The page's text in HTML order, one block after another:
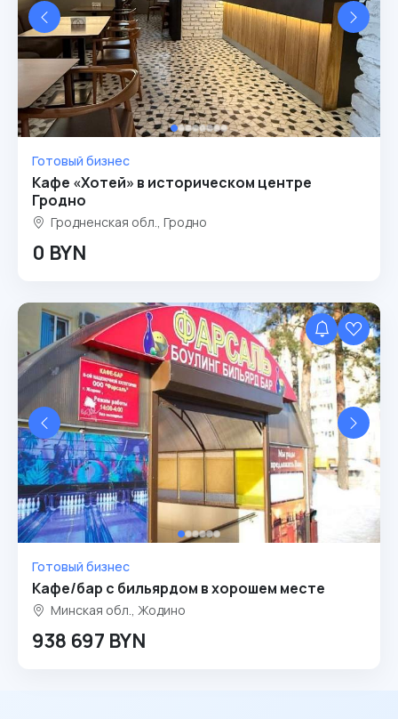
Готовый бизнес
Кафе «Хотей» в историческом центре
Гродно
Гродненская обл., Гродно
0 BYN
Готовый бизнес
Кафе/бар с бильярдом в хорошем месте
Минская обл., Жодино
938 697 BYN